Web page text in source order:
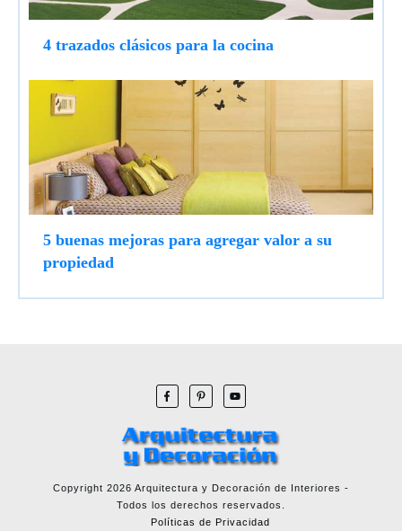
4 trazados clásicos para la cocina
5 buenas mejoras para agregar valor a su
propiedad
Políticas de Privacidad
Copyright 2026 Arquitectura y Decoración de Interiores -
Todos los derechos reservados.